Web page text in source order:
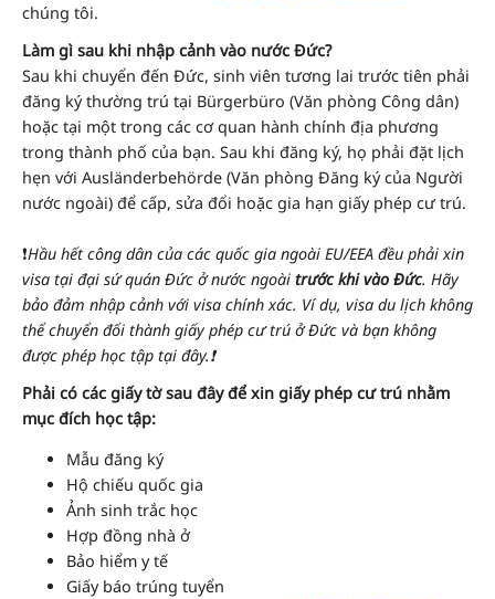
chúng tôi.
Làm gì sau khi nhập cảnh vào nước Đức?
Sau khi chuyển đến Đức, sinh viên tương lai trước tiên phải
đăng ký thường trú tại Bürgerbüro (Văn phòng Công dân)
hoặc tại một trong các cơ quan hành chính địa phương
trong thành phố của bạn. Sau khi đăng ký, họ phải đặt lịch
hẹn với Ausländerbehörde (Văn phòng Đăng ký của Người
nước ngoài) để cấp, sửa đổi hoặc gia hạn giấy phép cư trú.
❗️Hầu hết công dân của các quốc gia ngoài EU/EEA đều phải xin
visa tại đại sứ quán Đức ở nước ngoài trước khi vào Đức. Hãy
bảo đảm nhập cảnh với visa chính xác. Ví dụ, visa du lịch không
thể chuyển đổi thành giấy phép cư trú ở Đức và bạn không
được phép học tập tại đây.❗️
Phải có các giấy tờ sau đây để xin giấy phép cư trú nhằm
mục đích học tập:
Mẫu đăng ký
Hộ chiếu quốc gia
Ảnh sinh trắc học
Hợp đồng nhà ở
Bảo hiểm y tế
Giấy báo trúng tuyển